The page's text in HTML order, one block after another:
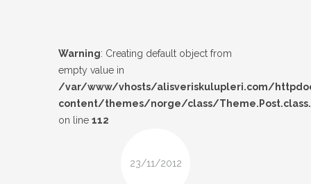
Warning: Creating default object from
empty value in
/var/www/vhosts/alisveriskulupleri.com/
content/themes/norge/class/
on line 112
23/11/2012